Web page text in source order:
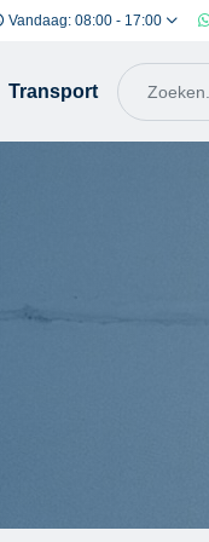
Vandaag: 08:00 - 17:00
Transport